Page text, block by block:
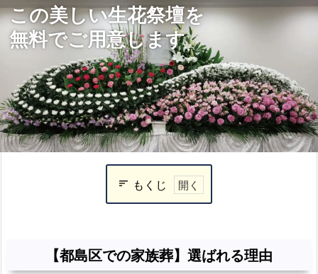
この美しい生花祭壇を
無料でご用意します
もくじ
【都
区
で
【都島区での家族葬】選ばれる理由